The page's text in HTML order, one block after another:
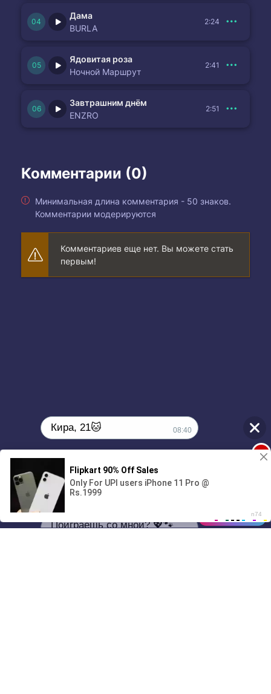
Дама
BURLA
2:24
Ядовитая роза
Ночной Маршрут
2:41
Завтрашним днём
ENZRO
2:51
Комментарии (0)
Минимальная длина комментария - 50 знаков.
Комментарии модерируются
Комментариев еще нет. Вы можете стать
первым!
01/07
00:00
Кира, 21🐱 08:40
Поиграешь со мной? 💖🐾
1